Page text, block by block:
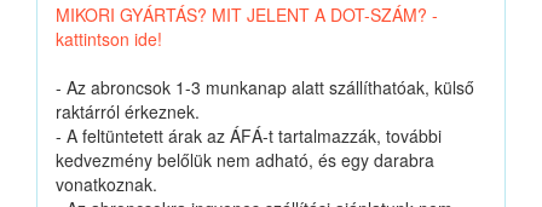
MIKORI GYÁRTÁS? MIT JELENT A DOT-SZÁM? -
kattintson ide!
- Az abroncsok 1-3 munkanap alatt szállíthatóak, külső
raktárról érkeznek.
- A feltüntetett árak az ÁFÁ-t tartalmazzák, további
kedvezmény belőlük nem adható, és egy darabra
vonatkoznak.